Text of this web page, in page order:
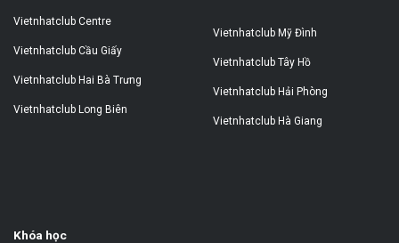
Vietnhatclub Centre
Vietnhatclub Cầu Giấy
Vietnhatclub Hai Bà Trưng
Vietnhatclub Long Biên
Vietnhatclub Mỹ Đình
Vietnhatclub Tây Hồ
Vietnhatclub Hải Phòng
Vietnhatclub Hà Giang
Khóa học